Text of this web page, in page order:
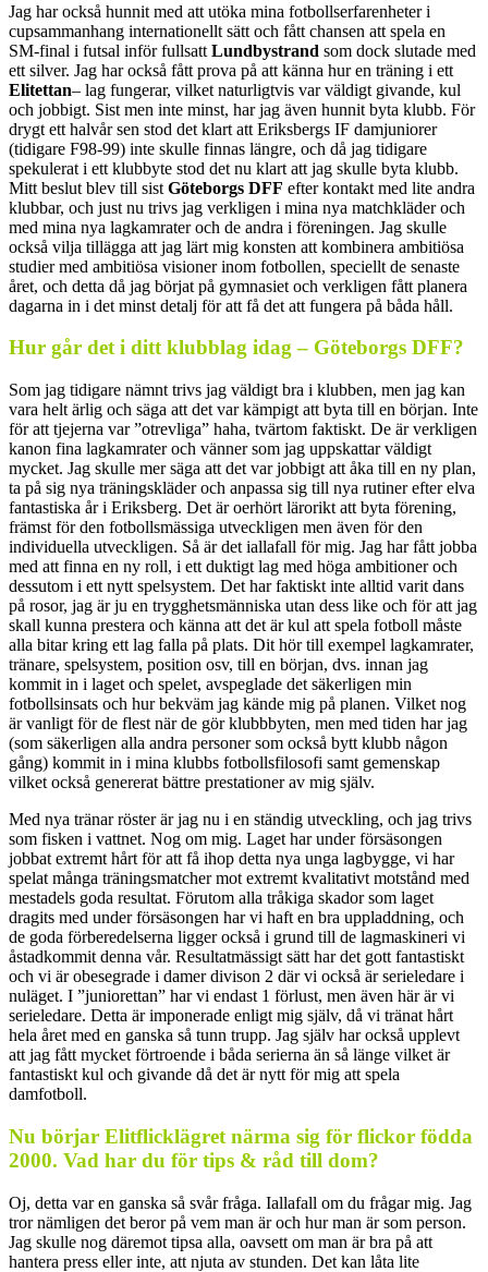
Jag har också hunnit med att utöka mina fotbollserfarenheter i
cupsammanhang internationellt sätt och fått chansen att spela en
SM-final i futsal inför fullsatt Lundbystrand som dock slutade med
ett silver. Jag har också fått prova på att känna hur en träning i ett
Elitettan– lag fungerar, vilket naturligtvis var väldigt givande, kul
och jobbigt. Sist men inte minst, har jag även hunnit byta klubb. För
drygt ett halvår sen stod det klart att Eriksbergs IF damjuniorer
(tidigare F98-99) inte skulle finnas längre, och då jag tidigare
spekulerat i ett klubbyte stod det nu klart att jag skulle byta klubb.
Mitt beslut blev till sist Göteborgs DFF efter kontakt med lite andra
klubbar, och just nu trivs jag verkligen i mina nya matchkläder och
med mina nya lagkamrater och de andra i föreningen. Jag skulle
också vilja tillägga att jag lärt mig konsten att kombinera ambitiösa
studier med ambitiösa visioner inom fotbollen, speciellt de senaste
året, och detta då jag börjat på gymnasiet och verkligen fått planera
dagarna in i det minst detalj för att få det att fungera på båda håll.
Hur går det i ditt klubblag idag – Göteborgs DFF?
Som jag tidigare nämnt trivs jag väldigt bra i klubben, men jag kan
vara helt ärlig och säga att det var kämpigt att byta till en början. Inte
för att tjejerna var ”otrevliga” haha, tvärtom faktiskt. De är verkligen
kanon fina lagkamrater och vänner som jag uppskattar väldigt
mycket. Jag skulle mer säga att det var jobbigt att åka till en ny plan,
ta på sig nya träningskläder och anpassa sig till nya rutiner efter elva
fantastiska år i Eriksberg. Det är oerhört lärorikt att byta förening,
främst för den fotbollsmässiga utveckligen men även för den
individuella utveckligen. Så är det iallafall för mig. Jag har fått jobba
med att finna en ny roll, i ett duktigt lag med höga ambitioner och
dessutom i ett nytt spelsystem. Det har faktiskt inte alltid varit dans
på rosor, jag är ju en trygghetsmänniska utan dess like och för att jag
skall kunna prestera och känna att det är kul att spela fotboll måste
alla bitar kring ett lag falla på plats. Dit hör till exempel lagkamrater,
tränare, spelsystem, position osv, till en början, dvs. innan jag
kommit in i laget och spelet, avspeglade det säkerligen min
fotbollsinsats och hur bekväm jag kände mig på planen. Vilket nog
är vanligt för de flest när de gör klubbbyten, men med tiden har jag
(som säkerligen alla andra personer som också bytt klubb någon
gång) kommit in i mina klubbs fotbollsfilosofi samt gemenskap
vilket också genererat bättre prestationer av mig själv.
Med nya tränar röster är jag nu i en ständig utveckling, och jag trivs
som fisken i vattnet. Nog om mig. Laget har under försäsongen
jobbat extremt hårt för att få ihop detta nya unga lagbygge, vi har
spelat många träningsmatcher mot extremt kvalitativt motstånd med
mestadels goda resultat. Förutom alla tråkiga skador som laget
dragits med under försäsongen har vi haft en bra uppladdning, och
de goda förberedelserna ligger också i grund till de lagmaskineri vi
åstadkommit denna vår. Resultatmässigt sätt har det gott fantastiskt
och vi är obesegrade i damer divison 2 där vi också är serieledare i
nuläget. I ”juniorettan” har vi endast 1 förlust, men även här är vi
serieledare. Detta är imponerade enligt mig själv, då vi tränat hårt
hela året med en ganska så tunn trupp. Jag själv har också upplevt
att jag fått mycket förtroende i båda serierna än så länge vilket är
fantastiskt kul och givande då det är nytt för mig att spela
damfotboll.
Nu börjar Elitflicklägret närma sig för flickor födda
2000. Vad har du för tips & råd till dom?
Oj, detta var en ganska så svår fråga. Iallafall om du frågar mig. Jag
tror nämligen det beror på vem man är och hur man är som person.
Jag skulle nog däremot tipsa alla, oavsett om man är bra på att
hantera press eller inte, att njuta av stunden. Det kan låta lite